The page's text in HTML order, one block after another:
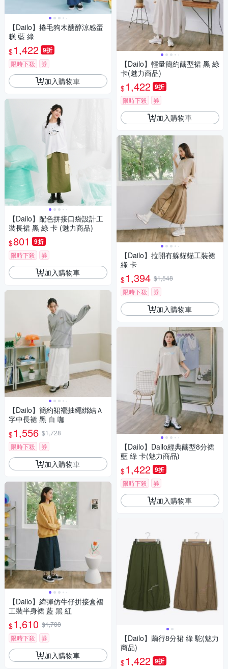
【Dailo】捲毛狗木醣醇涼感蛋
糕 藍 綠
$1,422 9折
限時下殺 券
加入購物車
【Dailo】配色拼接口袋設計工
裝長裙 黑 綠 卡 (魅力商品)
$801 9折
限時下殺 券
加入購物車
【Dailo】簡約裙襬抽繩綁結Ａ
字中長裙 黑 白 咖
$1,556 $1,728
限時下殺
券
加入購物車
【Dailo】緯彈仿牛仔拼接盒褶
工裝半身裙 藍 黑 紅
$1,610 $1,788
限時下殺
券
加入購物車
【Dailo】輕量簡約繭型裙 黑 綠
卡(魅力商品)
$1,422 9折
限時下殺 券
加入購物車
【Dailo】拉開有躲貓貓工裝裙
綠 卡
$1,394 $1,548
限時下殺
券
加入購物車
【Dailo】Dailo經典繭型8分裙
藍 綠 卡(魅力商品)
$1,422 9折
限時下殺 券
加入購物車
【Dailo】繭行8分裙 綠 駝(魅力
商品)
$1,422 9折